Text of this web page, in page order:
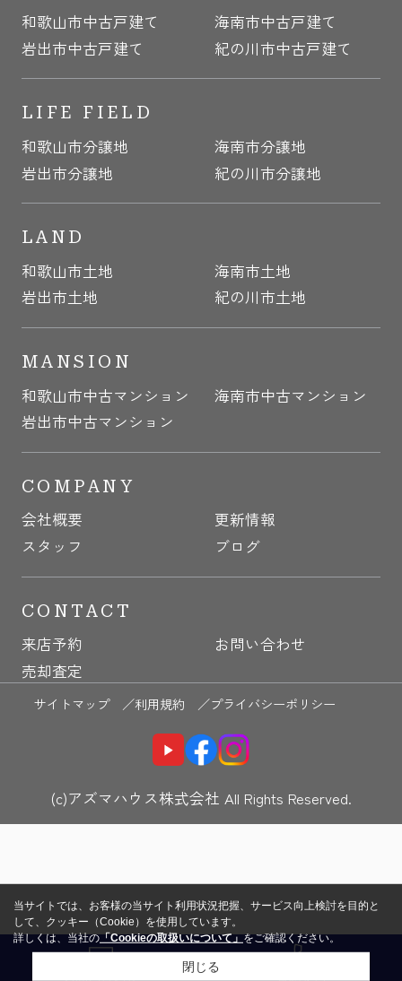
和歌山市中古戸建て
海南市中古戸建て
岩出市中古戸建て
紀の川市中古戸建て
LIFE FIELD
和歌山市分譲地
海南市分譲地
岩出市分譲地
紀の川市分譲地
LAND
和歌山市土地
海南市土地
岩出市土地
紀の川市土地
MANSION
和歌山市中古マンション
海南市中古マンション
岩出市中古マンション
COMPANY
会社概要
更新情報
スタッフ
ブログ
CONTACT
来店予約
お問い合わせ
売却査定
サイトマップ ／利用規約 ／プライバシーポリシー
(c)アズマハウス株式会社 All Rights Reserved.
当サイトでは、お客様の当サイト利用状況把握、サービス向上検討を目的と
して、クッキー（Cookie）を使用しています。
詳しくは、当社の「Cookieの取扱いについて」をご確認ください。
閉じる